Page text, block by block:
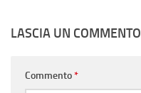
LASCIA UN COMMENTO
Commento*